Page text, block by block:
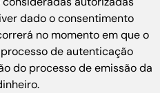
dado o consentimento
no momento em que o
de autenticação
do processo de emissão da